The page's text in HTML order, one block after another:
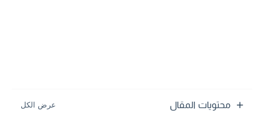
محتويات المقال